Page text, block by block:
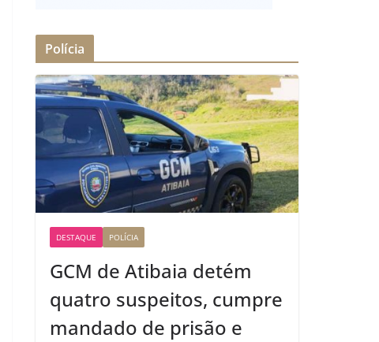
Polícia
DESTAQUE POLÍCIA
GCM de Atibaia detém
quatro suspeitos, cumpre
mandado de prisão e